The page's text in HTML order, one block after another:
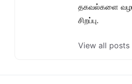
தகவல்களை
சிறப்பு.
View all